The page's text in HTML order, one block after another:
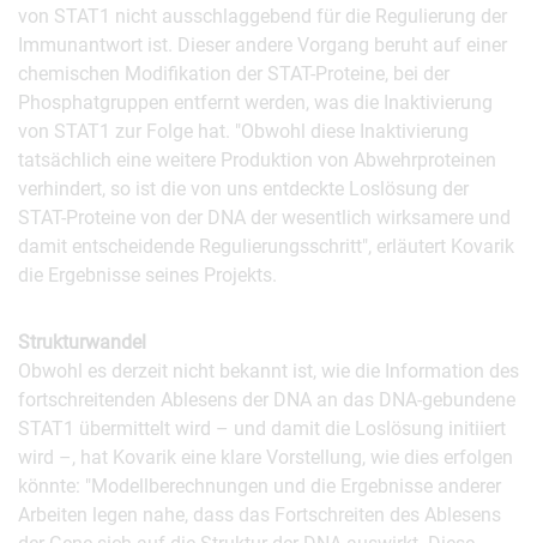
von STAT1 nicht ausschlaggebend für die Regulierung der
Immunantwort ist. Dieser andere Vorgang beruht auf einer
chemischen Modifikation der STAT-Proteine, bei der
Phosphatgruppen entfernt werden, was die Inaktivierung
von STAT1 zur Folge hat. "Obwohl diese Inaktivierung
tatsächlich eine weitere Produktion von Abwehrproteinen
verhindert, so ist die von uns entdeckte Loslösung der
STAT-Proteine von der DNA der wesentlich wirksamere und
damit entscheidende Regulierungsschritt", erläutert Kovarik
die Ergebnisse seines Projekts.
Strukturwandel
Obwohl es derzeit nicht bekannt ist, wie die Information des
fortschreitenden Ablesens der DNA an das DNA-gebundene
STAT1 übermittelt wird – und damit die Loslösung initiiert
wird –, hat Kovarik eine klare Vorstellung, wie dies erfolgen
könnte: "Modellberechnungen und die Ergebnisse anderer
Arbeiten legen nahe, dass das Fortschreiten des Ablesens